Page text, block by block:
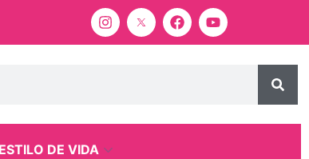
ESTILO DE VIDA